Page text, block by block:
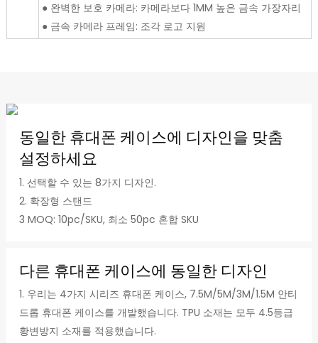
● 완벽한 보호 카메라: 카메라보다 1MM 높은 금속 가장자리
● 금속 카메라 프레임: 조각 로고 지원
동일한 휴대폰 케이스에 디자인을 맞춤
설정하세요
1. 선택할 수 있는 8가지 디자인.
2. 확장형 스탠드
3 MOQ: 10pc/SKU, 최소 50pc 혼합 SKU
다른 휴대폰 케이스에 동일한 디자인
1. 우리는 4가지 시리즈 휴대폰 케이스, 7.5M/5M/3M/1.5M 안티
드롭 휴대폰 케이스를 개발했습니다. TPU 소재는 모두 4.5등급
황변방지 소재를 적용했습니다.